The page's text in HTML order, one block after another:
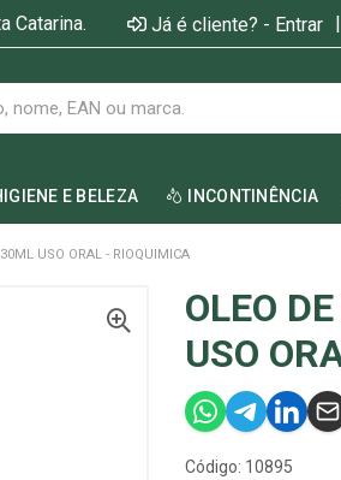
Catarina. Já é cliente? - Entrar |
E BELEZA INCONTINÊNCIA
USO ORAL - RIOQUIMICA
OLEO
USO
Código: 10895